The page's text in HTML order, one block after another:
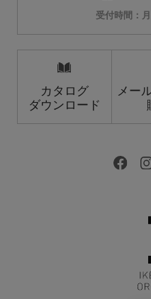
受付時間：
カタログ
ダウンロード
メー